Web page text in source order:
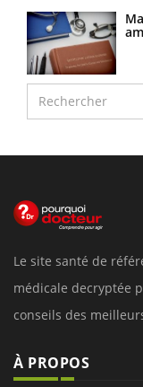
Le site santé de
médicale decryptée
conseils des
À PROPOS